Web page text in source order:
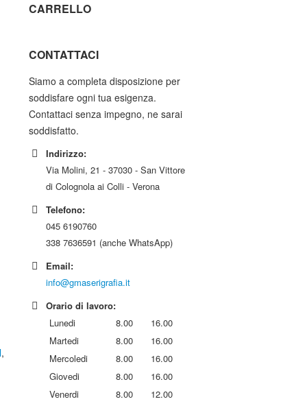
,
CARRELLO
CONTATTACI
Siamo a completa disposizione per
soddisfare ogni tua esigenza.
Contattaci senza impegno, ne sarai
soddisfatto.
Indirizzo:
Via Molini, 21 - 37030 - San Vittore
di Colognola ai Colli - Verona
Telefono:
045 6190760
338 7636591 (anche WhatsApp)
Email:
info@gmaserigrafia.it
Orario di lavoro:
Lunedi
8.00
16.00
Martedi
8.00
16.00
Mercoledi
8.00
16.00
Giovedi
8.00
16.00
Venerdi
8.00 12.00